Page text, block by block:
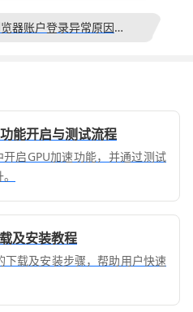
Chrome浏览器账户登录异常原因及排查处理方法
能开启与测试流程
启GPU加速功能，并通过测试
及安装教程
载及安装步骤，帮助用户快速